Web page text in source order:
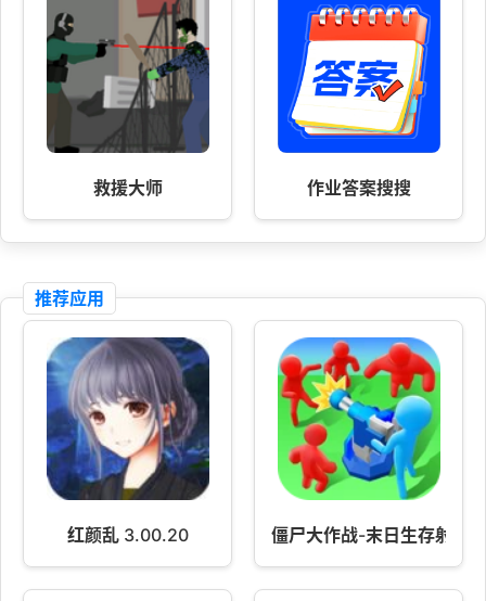
救援大师 作业答案搜搜
推荐应用
红颜乱 3.00.20 僵尸大作战-末日生存射击